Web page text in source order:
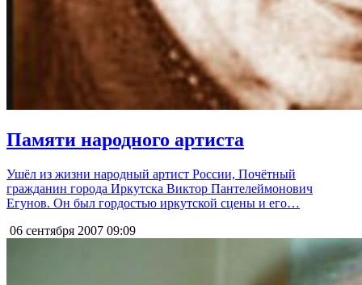
Памяти народного артиста
Ушёл из жизни народный артист России, Почётный
гражданин города Иркутска Виктор Пантелеймонович
Егунов. Он был гордостью иркутской сцены и его…
06 сентября 2007 09:09